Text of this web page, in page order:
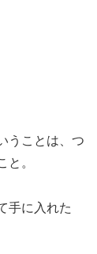
うことは、つ
と。
手に入れた